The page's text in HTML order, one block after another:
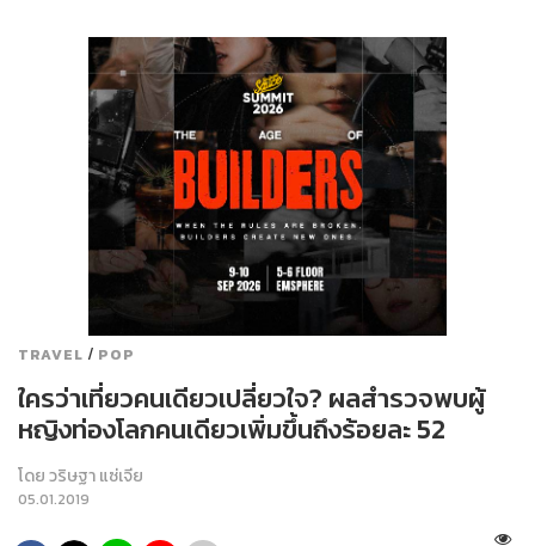
TRAVEL / POP
ใครว่าเที่ยวคนเดียวเปลี่ยวใจ? ผลสำรวจพบผู้
หญิงท่องโลกคนเดียวเพิ่มขึ้นถึงร้อยละ 52
โดยวริษฐา แซ่เจีย
05.01.2019